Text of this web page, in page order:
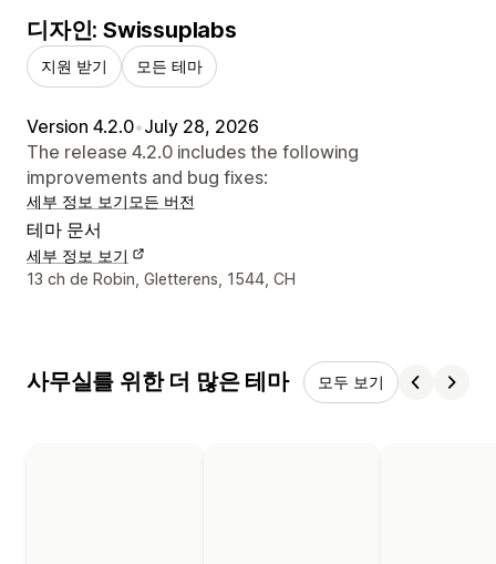
디자인: Swissuplabs
지원 받기 모든 테마
Version 4.2.0•July 28, 2026
The release 4.2.0 includes the following
improvements and bug fixes:
세부 정보 보기 모든 버전
테마 문서
세부 정보 보기
디자이너 연락처 세부 정보
13 ch de Robin, Gletterens, 1544, CH
사무실를 위한 더 많은 테마 모두 보기